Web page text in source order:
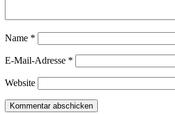
Name *
E-Mail-Adresse *
Website